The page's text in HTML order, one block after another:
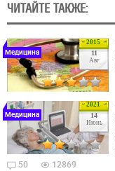
ЧИТАЙТЕ ТАКЖЕ:
2015
11
Авг
Медицина
2021
14
Июнь
Медицина
50
12869